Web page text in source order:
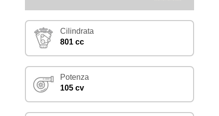
Cilindrata
801 cc
Potenza
105 cv